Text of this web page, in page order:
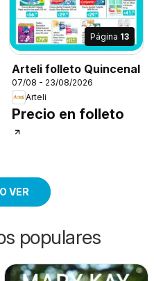
Página 13
Arteli folleto Quincenal
07/08 - 23/08/2026
Arteli
Precio en folleto
VER
populares